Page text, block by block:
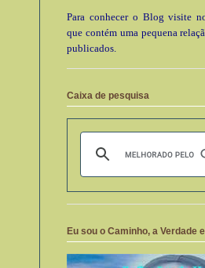
Para conhecer o Blog visite
que contém uma pequena
publicados.
Caixa de pesquisa
Eu sou o Caminho, a Verdade